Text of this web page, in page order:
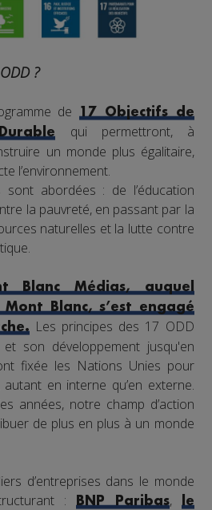
?
de17 Objectifs de
qui permettront, à
un monde plus égalitaire,
l’environnement.
sont abordées : de l’éducation
la pauvreté, en passant par la
naturelles et la lutte contre
Blanc Médias, auquel
Blanc, s’est engagé
Les principes des 17 ODD
son développement jusqu'en
fixée les Nations Unies pour
en interne qu’en externe.
années, notre champ d’action
de plus en plus à un monde
d’entreprises dans le monde
:
BNP Paribas,
le